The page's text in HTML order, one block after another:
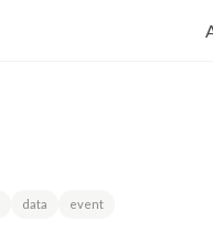
data event